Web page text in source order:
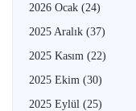
2026 Ocak (24)
2025 Aralık (37)
2025 Kasım (22)
2025 Ekim (30)
2025 Eylül (25)